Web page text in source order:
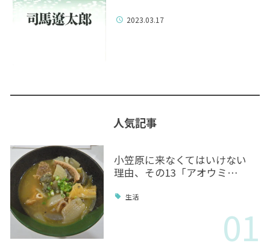
2023.03.17
人気記事
小笠原に来なくてはいけない
理由、その13「アオウミ…
生活
01